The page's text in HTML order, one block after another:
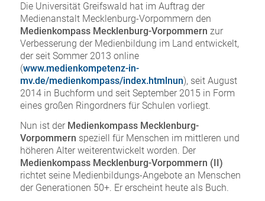
Die Universität Greifswald hat im Auftrag der
Medienanstalt Mecklenburg-Vorpommern den
Medienkompass Mecklenburg-Vorpommern zur
Verbesserung der Medienbildung im Land entwickelt,
der seit Sommer 2013 online
(www.medienkompetenz-in-
mv.de/medienkompass/index.htmlnun), seit August
2014 in Buchform und seit September 2015 in Form
eines großen Ringordners für Schulen vorliegt.
Nun ist der Medienkompass Mecklenburg-
Vorpommern speziell für Menschen im mittleren und
höheren Alter weiterentwickelt worden. Der
Medienkompass Mecklenburg-Vorpommern (II)
richtet seine Medienbildungs-Angebote an Menschen
der Generationen 50+. Er erscheint heute als Buch.